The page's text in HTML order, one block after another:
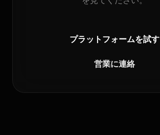
プラットフォームを試す
営業に連絡